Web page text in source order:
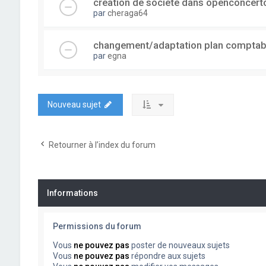
parcheraga64
changement/adaptation plan
paregna
Nouveau sujet
Retourner à l’index du forum
Informations
Permissions du forum
Vous ne pouvez pas poster de nouveaux sujets
Vous ne pouvez pas répondre aux sujets